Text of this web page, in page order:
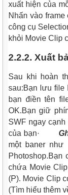
xuất hiện của
Nhấn vào
công cụ
khỏi Movie Clip
2.2.2. Xuất
Sau khi hoàn
sau:Bạn lưu file
bạn điền tên
OK.Bạn giữ
SWF ngay
của bạn·
một baner
Photoshop.Bạn
chứa Movie
(P). Movie Clip
(Tìm hiểu thêm